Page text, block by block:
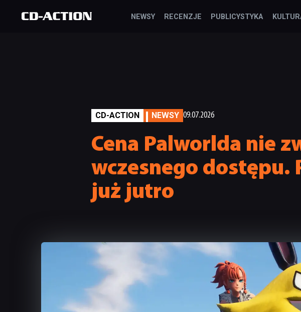
NEWSY RECENZJE PUBLICYSTYKA
CD-ACTION NEWSY 09.07.2026
Cena Palworlda nie
wczesnego dostępu.
już jutro